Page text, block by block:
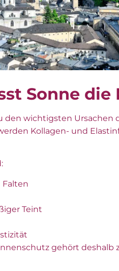
Sonne
den wichtigsten
Kollagen- und
Falten
Teint
gehört